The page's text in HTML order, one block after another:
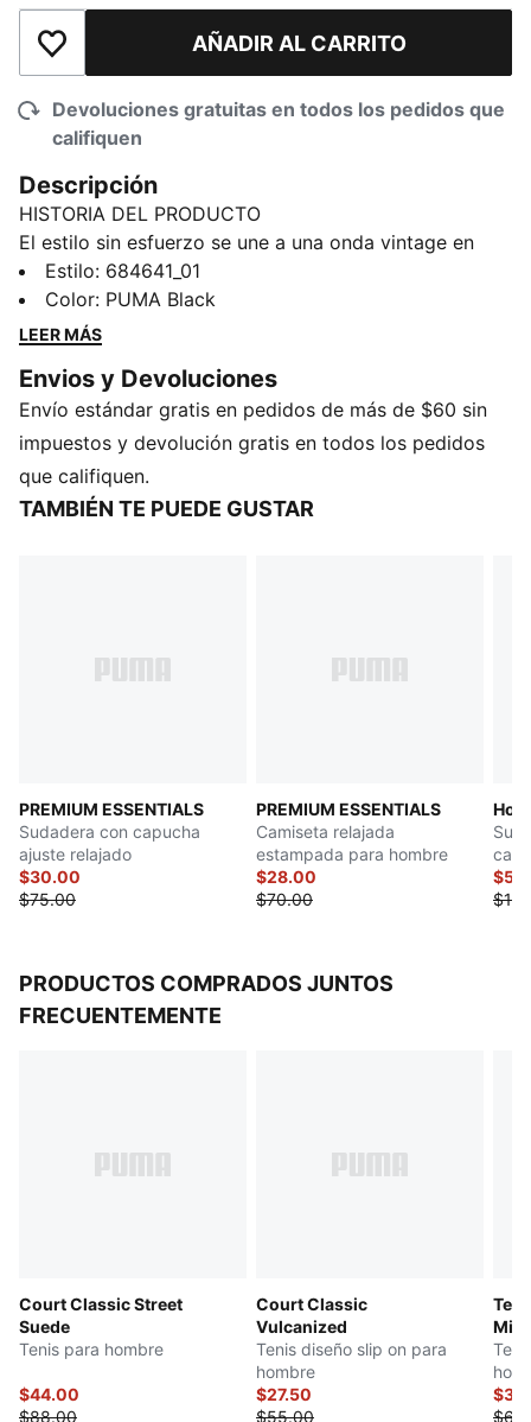
Añadir a la lista de deseosAÑADIR AL CARRITO
Devoluciones gratuitas en todos los pedidos que
califiquen
Descripción
HISTORIA DEL PRODUCTO
El estilo sin esfuerzo se une a una onda vintage en
esta sudadera PUMA. Con una estampa PUMA Sports
Club de goma en el pecho, acabado lavado y capucha
ajustable, es perfecto para todos tus planes
look. Adueñate de la onda PUMA y haz una
declaración de estilo.
CARACTERÍSTICAS Y BENEFICIOS
Producto fabricado con al menos un 50% de
materiales reciclados
Estilo: 684641_01
Color: PUMA Black
LEER MÁS
Envios y Devoluciones
Envío estándar gratis en pedidos de más de $60 sin
impuestos y devolución gratis en todos los pedidos
que califiquen.
TAMBIÉN TE PUEDE GUSTAR
PREMIUM ESSENTIALS
Sudadera con capucha
ajuste relajado
$30.00
$75.00
PREMIUM ESSENTIALS
Camiseta relajada
estampada para hombre
$28.00
$70.00
PRODUCTOS COMPRADOS JUNTOS
FRECUENTEMENTE
Court Classic Street
Suede
Tenis para hombre
$44.00
$88.00
Court Classic
Vulcanized
Tenis diseño slip on para
hombre
$27.50
$55.00
Mid